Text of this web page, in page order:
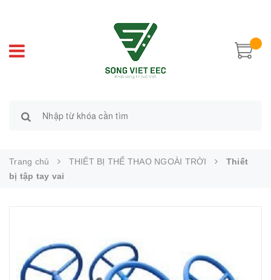
Trang chủ THIẾT BỊ THỂ THAO NGOÀI TRỜI
Thiết
bị tập tay vai